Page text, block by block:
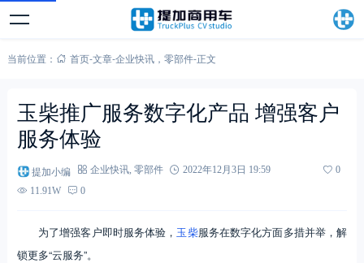
当前位置： 首页-文章-企业快讯， 零部件-正文
玉柴推广服务数字化产品 增强客户
服务体验
提加小编 企业快讯, 零部件 2022年12月3日 19:59
0
11.91W
0
为了增强客户即时服务体验， 玉柴服务在数字化方面多措并举，解
锁更多“云服务”。